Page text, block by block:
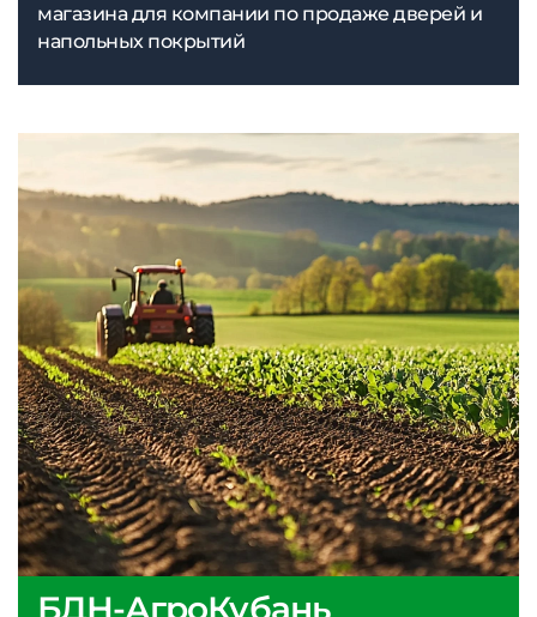
БДН-АгроКубань
магазина для компании по продаже дверей и
напольных покрытий